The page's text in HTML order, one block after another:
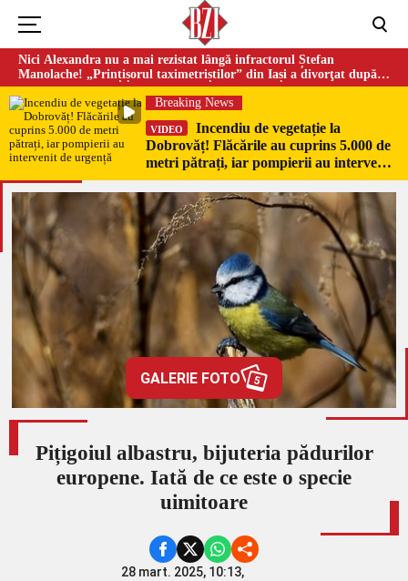
Nici Alexandra nu a mai rezistat lângă infractorul Ștefan
Manolache! „Prințișorul taximetriștilor” din Iași a divorţat după
doi ani de căsnicie
Breaking News
VIDEO
Incendiu de vegetație la
Dobrovăț! Flăcările au cuprins 5.000 de
metri pătrați, iar pompierii au intervenit
de urgență
GALERIE FOTO 5
Pițigoiul albastru, bijuteria pădurilor
europene. Iată de ce este o specie
uimitoare
28 mart. 2025, 10:13,